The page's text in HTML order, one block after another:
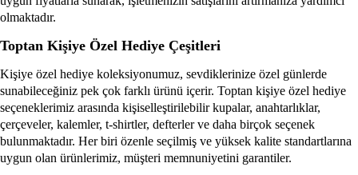
olmaktadır.
Toptan Kişiye Özel Hediye Çeşitleri
Kişiye özel hediye koleksiyonumuz, sevdiklerinize özel günlerde
sunabileceğiniz pek çok farklı ürünü içerir. Toptan kişiye özel hediye
seçeneklerimiz arasında kişiselleştirilebilir kupalar, anahtarlıklar,
çerçeveler, kalemler, t-shirtler, defterler ve daha birçok seçenek
bulunmaktadır. Her biri özenle seçilmiş ve yüksek kalite standartlarına
uygun olan ürünlerimiz, müşteri memnuniyetini garantiler.